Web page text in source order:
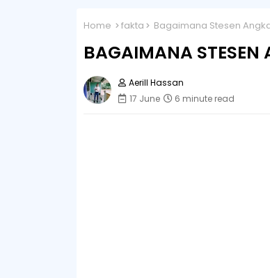
Home fakta Bagaimana Stesen
BAGAIMANA
Aerill Hassan
17 June
6 minute read